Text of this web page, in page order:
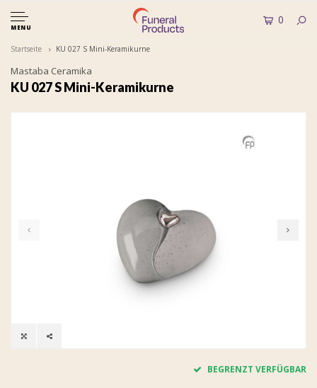
MENU
0
Startseite KU 027 S Mini-Keramikurne
Mastaba Ceramika
KU 027 S Mini-Keramikurne
BEGRENZT VERFÜGBAR